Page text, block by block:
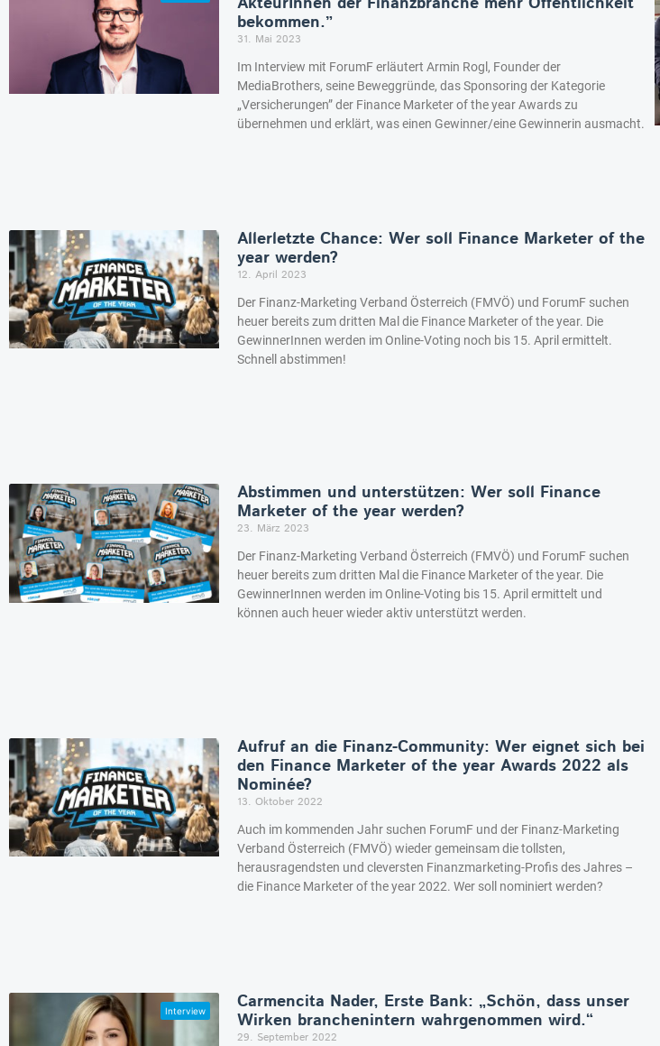
bekommen.”
31. Mai 2023
Im Interview mit ForumF erläutert Armin Rogl, Founder der
MediaBrothers, seine Beweggründe, das Sponsoring der Kategorie
„Versicherungen” der Finance Marketer of the year Awards zu
übernehmen und erklärt, was einen Gewinner/eine Gewinnerin ausmacht.
Allerletzte Chance: Wer soll Finance Marketer of the
year werden?
12. April 2023
Der Finanz-Marketing Verband Österreich (FMVÖ) und ForumF suchen
heuer bereits zum dritten Mal die Finance Marketer of the year. Die
GewinnerInnen werden im Online-Voting noch bis 15. April ermittelt.
Schnell abstimmen!
Abstimmen und unterstützen: Wer soll Finance
Marketer of the year werden?
23. März 2023
Der Finanz-Marketing Verband Österreich (FMVÖ) und ForumF suchen
heuer bereits zum dritten Mal die Finance Marketer of the year. Die
GewinnerInnen werden im Online-Voting bis 15. April ermittelt und
können auch heuer wieder aktiv unterstützt werden.
Aufruf an die Finanz-Community: Wer eignet sich bei
den Finance Marketer of the year Awards 2022 als
Nominée?
13. Oktober 2022
Auch im kommenden Jahr suchen ForumF und der Finanz-Marketing
Verband Österreich (FMVÖ) wieder gemeinsam die tollsten,
herausragendsten und cleversten Finanzmarketing-Profis des Jahres –
die Finance Marketer of the year 2022. Wer soll nominiert werden?
Carmencita Nader, Erste Bank: „Schön, dass unser
Wirken branchenintern wahrgenommen wird.“
29. September 2022